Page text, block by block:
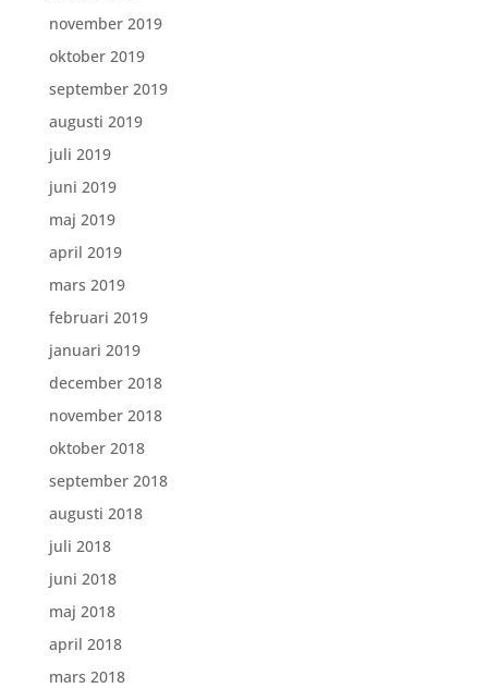
november 2019
oktober 2019
september 2019
augusti 2019
juli 2019
juni 2019
maj 2019
april 2019
mars 2019
februari 2019
januari 2019
december 2018
november 2018
oktober 2018
september 2018
augusti 2018
juli 2018
juni 2018
maj 2018
april 2018
mars 2018